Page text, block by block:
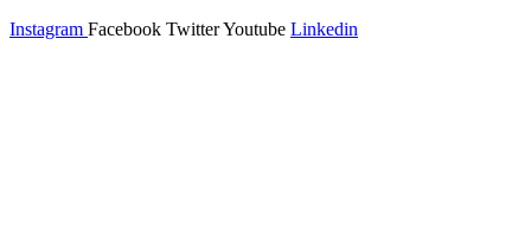
Instagram Facebook TwitterYoutube Linkedin